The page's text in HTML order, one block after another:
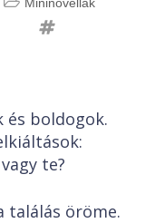
és boldogok.
te?
találás öröme.